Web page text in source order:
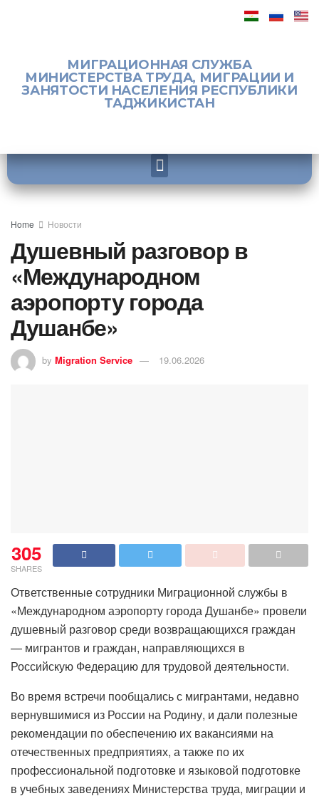
МИГРАЦИОННАЯ СЛУЖБА
МИНИСТЕРСТВА ТРУДА, МИГРАЦИИ И
ЗАНЯТОСТИ НАСЕЛЕНИЯ РЕСПУБЛИКИ
ТАДЖИКИСТАН
Home Новости
Душевный разговор в
«Международном
аэропорту города
Душанбе»
by Migration Service 19.06.2026
305
SHARES
Ответственные сотрудники Миграционной службы в
«Международном аэропорту города Душанбе» провели
душевный разговор среди возвращающихся граждан
— мигрантов и граждан, направляющихся в
Российскую Федерацию для трудовой деятельности.
Во время встречи пообщались с мигрантами, недавно
вернувшимися из России на Родину, и дали полезные
рекомендации по обеспечению их вакансиями на
отечественных предприятиях, а также по их
профессиональной подготовке и языковой подготовке
в учебных заведениях Министерства труда, миграции и